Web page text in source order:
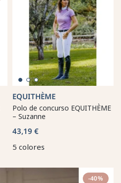
EQUITHÈME
Polo de concurso EQUITHÈME
– Suzanne
43,19 €
5 colores
-40%